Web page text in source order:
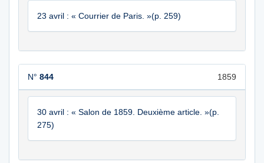
23 avril : « Courrier de Paris. »(p. 259)
1859
N° 844
30 avril : « Salon de 1859. Deuxième article. »(p.
275)